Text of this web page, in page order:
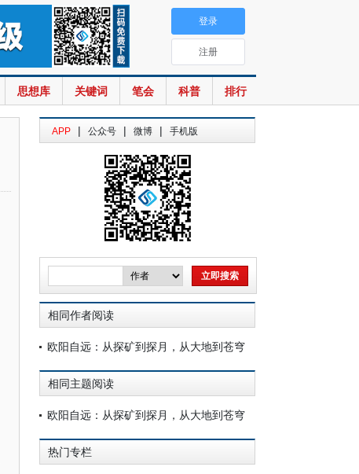
思想库 关键词 笔会 科普 排行
登录
注册
APP | 公众号 | 微博 | 手机版
相同作者阅读
欧阳自远：从探矿到探月，从大地到苍穹
相同主题阅读
欧阳自远：从探矿到探月，从大地到苍穹
热门专栏